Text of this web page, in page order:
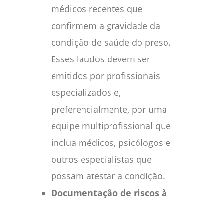
médicos recentes que
confirmem a gravidade da
condição de saúde do preso.
Esses laudos devem ser
emitidos por profissionais
especializados e,
preferencialmente, por uma
equipe multiprofissional que
inclua médicos, psicólogos e
outros especialistas que
possam atestar a condição.
Documentação de riscos à